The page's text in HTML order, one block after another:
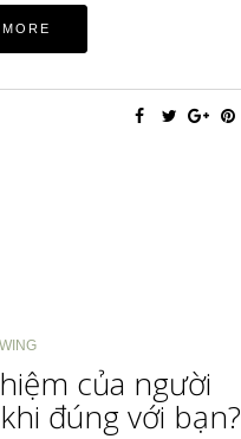
của người
đúng với bạn?